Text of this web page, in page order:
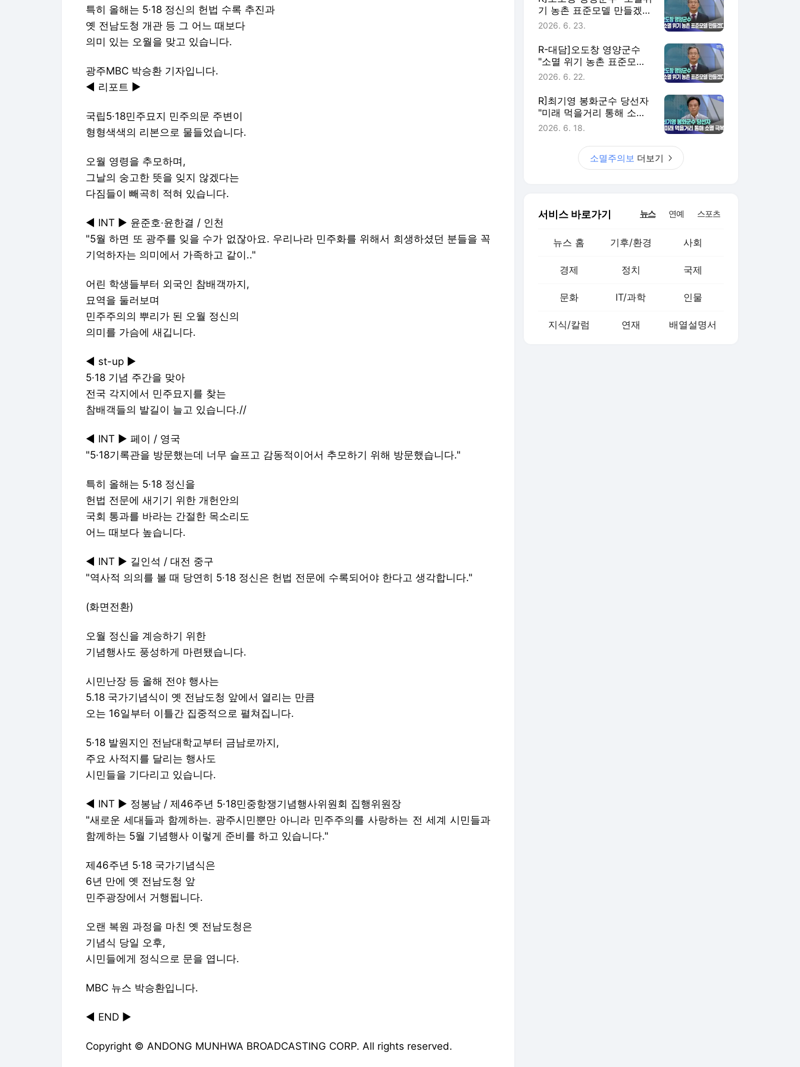
특히 올해는 5·18 정신의 헌법 수록 추진과
옛 전남도청 개관 등 그 어느 때보다
의미 있는 오월을 맞고 있습니다.
광주MBC 박승환 기자입니다.
◀ 리포트 ▶
국립5·18민주묘지 민주의문 주변이
형형색색의 리본으로 물들었습니다.
오월 영령을 추모하며,
그날의 숭고한 뜻을 잊지 않겠다는
다짐들이 빼곡히 적혀 있습니다.
◀ INT ▶ 윤준호·윤한결 / 인천
"5월 하면 또 광주를 잊을 수가 없잖아요. 우리나라 민주화를 위해서 희생하셨던 분들을 꼭
기억하자는 의미에서 가족하고 같이.."
어린 학생들부터 외국인 참배객까지,
묘역을 둘러보며
민주주의의 뿌리가 된 오월 정신의
의미를 가슴에 새깁니다.
◀ st-up ▶
5·18 기념 주간을 맞아
전국 각지에서 민주묘지를 찾는
참배객들의 발길이 늘고 있습니다.//
◀ INT ▶ 페이 / 영국
"5·18기록관을 방문했는데 너무 슬프고 감동적이어서 추모하기 위해 방문했습니다."
특히 올해는 5·18 정신을
헌법 전문에 새기기 위한 개헌안의
국회 통과를 바라는 간절한 목소리도
어느 때보다 높습니다.
◀ INT ▶ 길인석 / 대전 중구
"역사적 의의를 볼 때 당연히 5·18 정신은 헌법 전문에 수록되어야 한다고 생각합니다."
(화면전환)
오월 정신을 계승하기 위한
기념행사도 풍성하게 마련됐습니다.
시민난장 등 올해 전야 행사는
5.18 국가기념식이 옛 전남도청 앞에서 열리는 만큼
오는 16일부터 이틀간 집중적으로 펼쳐집니다.
5·18 발원지인 전남대학교부터 금남로까지,
주요 사적지를 달리는 행사도
시민들을 기다리고 있습니다.
◀ INT ▶ 정봉남 / 제46주년 5·18민중항쟁기념행사위원회 집행위원장
"새로운 세대들과 함께하는. 광주시민뿐만 아니라 민주주의를 사랑하는 전 세계 시민들과
함께하는 5월 기념행사 이렇게 준비를 하고 있습니다."
제46주년 5·18 국가기념식은
6년 만에 옛 전남도청 앞
민주광장에서 거행됩니다.
오랜 복원 과정을 마친 옛 전남도청은
기념식 당일 오후,
시민들에게 정식으로 문을 엽니다.
MBC 뉴스 박승환입니다.
◀ END ▶
Copyright © ANDONG MUNHWA BROADCASTING CORP. All rights reserved.
기 농촌 표준모델 만들겠
다."
2026. 6. 23.
R-대담]오도창 영양군수
"소멸 위기 농촌 표준모델
만들겠다" (4'10")
2026. 6. 22.
R]최기영 봉화군수 당선자
"미래 먹을거리 통해 소멸
극복"
2026. 6. 18.
소멸주의보 더보기
서비스 바로가기 뉴스 연예 스포츠
뉴스 홈 기후/환경 사회
경제 정치 국제
문화 IT/과학 인물
지식/칼럼 연재 배열설명서